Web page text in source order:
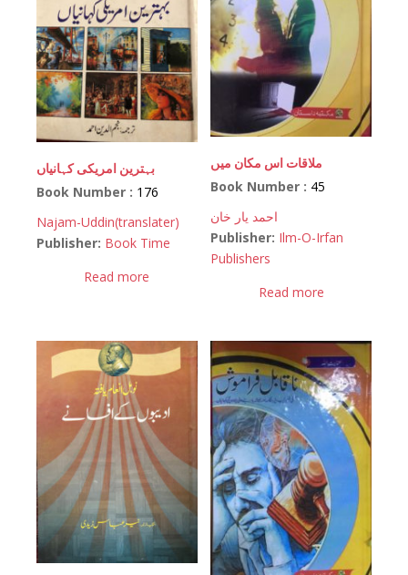
بہترین امریکی کہانیاں
Book Number : 176
Najam-Uddin(translater)
Publisher: Book Time
Read more
ملاقات اس مکان میں
Book Number : 45
احمد یار خان
Publisher: Ilm-O-Irfan
Publishers
Read more